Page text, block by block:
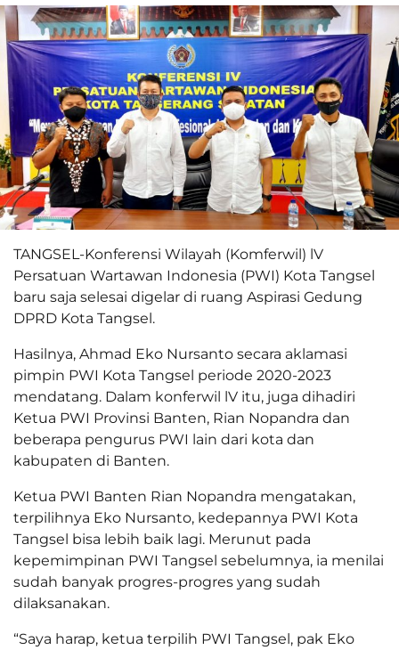
TANGSEL-Konferensi Wilayah (Komferwil) lV
Persatuan Wartawan Indonesia (PWI) Kota Tangsel
baru saja selesai digelar di ruang Aspirasi Gedung
DPRD Kota Tangsel.
Hasilnya, Ahmad Eko Nursanto secara aklamasi
pimpin PWI Kota Tangsel periode 2020-2023
mendatang. Dalam konferwil lV itu, juga dihadiri
Ketua PWI Provinsi Banten, Rian Nopandra dan
beberapa pengurus PWI lain dari kota dan
kabupaten di Banten.
Ketua PWI Banten Rian Nopandra mengatakan,
terpilihnya Eko Nursanto, kedepannya PWI Kota
Tangsel bisa lebih baik lagi. Merunut pada
kepemimpinan PWI Tangsel sebelumnya, ia menilai
sudah banyak progres-progres yang sudah
dilaksanakan.
“Saya harap, ketua terpilih PWI Tangsel, pak Eko